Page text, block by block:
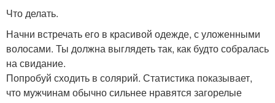
Что делать.
Начни встречать его в красивой одежде, с уложенными
волосами. Ты должна выглядеть так, как будто собралась
на свидание.
Попробуй сходить в солярий. Статистика показывает,
что мужчинам обычно сильнее нравятся загорелые